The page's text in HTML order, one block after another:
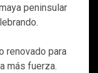
peninsular
renovado para
más fuerza.